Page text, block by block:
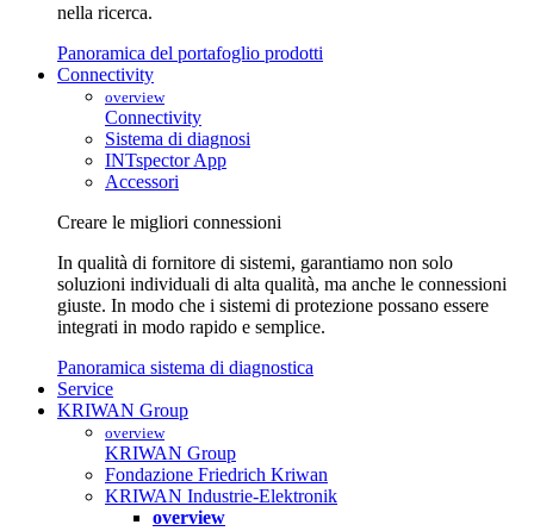
nella ricerca.
Panoramica del portafoglio prodotti
Connectivity
overview
Connectivity
Sistema di diagnosi
INTspector App
Accessori
Creare le migliori connessioni
In qualità di fornitore di sistemi, garantiamo non solo
soluzioni individuali di alta qualità, ma anche le connessioni
giuste. In modo che i sistemi di protezione possano essere
integrati in modo rapido e semplice.
Panoramica sistema di diagnostica
Service
KRIWAN Group
overview
KRIWAN Group
Fondazione Friedrich Kriwan
KRIWAN Industrie-Elektronik
overview